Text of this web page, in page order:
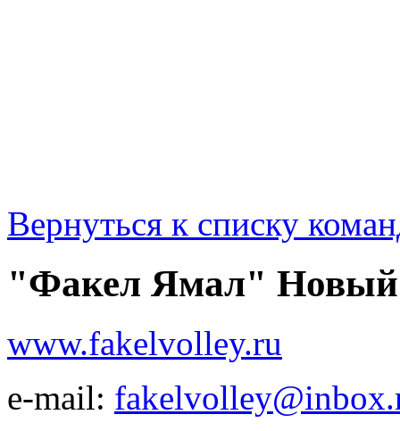
Вернуться к списку
"Факел Ямал" Новый
www.fakelvolley.ru
e-mail: